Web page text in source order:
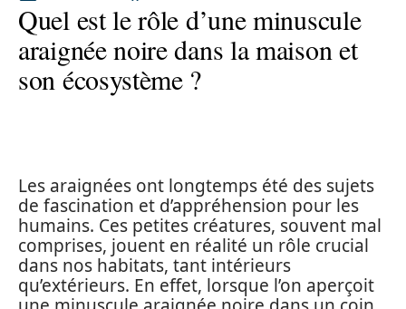
Quel est le rôle d’une minuscule
araignée noire dans la maison et
son écosystème ?
Les araignées ont longtemps été des sujets
de fascination et d’appréhension pour les
humains. Ces petites créatures, souvent mal
comprises, jouent en réalité un rôle crucial
dans nos habitats, tant intérieurs
qu’extérieurs. En effet, lorsque l’on aperçoit